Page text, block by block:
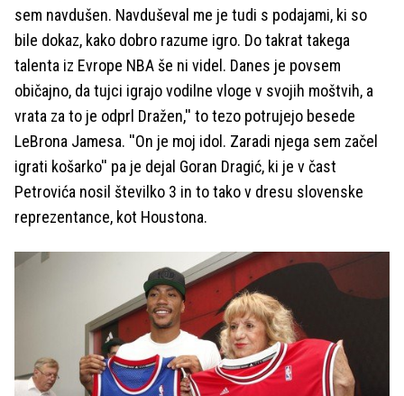
sem navdušen. Navduševal me je tudi s podajami, ki so
bile dokaz, kako dobro razume igro. Do takrat takega
talenta iz Evrope NBA še ni videl. Danes je povsem
običajno, da tujci igrajo vodilne vloge v svojih moštvih, a
vrata za to je odprl Dražen,'' to tezo potrujejo besede
LeBrona Jamesa. ''On je moj idol. Zaradi njega sem začel
igrati košarko'' pa je dejal Goran Dragić, ki je v čast
Petrovića nosil številko 3 in to tako v dresu slovenske
reprezentance, kot Houstona.